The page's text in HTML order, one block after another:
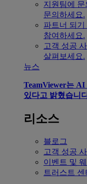
지원팀에 문
문의하세요.
파트너 되기
참여하세요.
고객 성공 사
살펴보세요.
뉴스
TeamViewer는
있다고 밝혔습니
리소스
블로그
고객 성공 사
이벤트 및
트러스트 센